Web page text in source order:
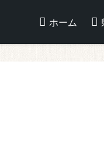
ホーム